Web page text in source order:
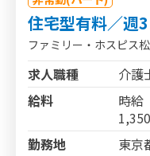
住宅型有料／週
ファミリー・ホスピス
求人職種
介護
給料
時給
勤務地
東京